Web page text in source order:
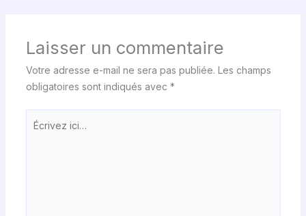
Laisser un commentaire
Votre adresse e-mail ne sera pas publiée. Les champs
obligatoires sont indiqués avec *
ici…